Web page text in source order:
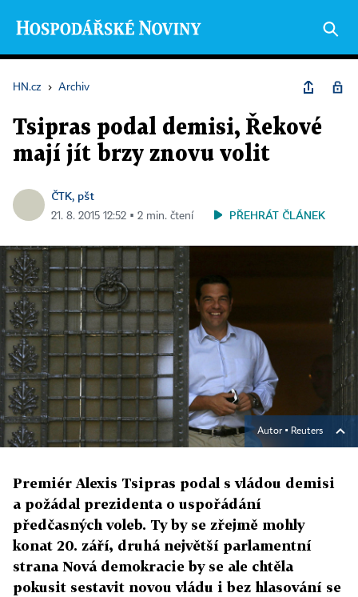
HN.cz › Archiv
Tsipras podal demisi, Řekové
mají jít brzy znovu volit
ČTK, pšt
21. 8. 2015 12:52 ▪ 2 min. čtení PŘEHRÁT ČLÁNEK
Autor ▪ Reuters
Premiér Alexis Tsipras podal s vládou demisi
a požádal prezidenta o uspořádání
předčasných voleb. Ty by se zřejmě mohly
konat 20. září, druhá největší parlamentní
strana Nová demokracie by se ale chtěla
pokusit sestavit novou vládu i bez hlasování se